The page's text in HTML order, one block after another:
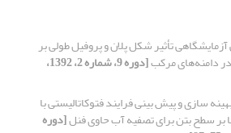
تأثیر شکل پلان و پروفیل طولی بر
دامنه‌های مرکب [دوره 9، شماره 2، 1392،
سازی و پیش بینی فرایند فتوکاتالیستی با
بر سطح بتن برای تصفیه آب حاوی فنل[دوره